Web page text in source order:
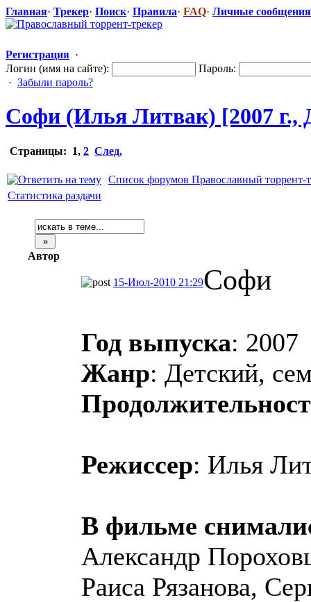
Главная· Трекер· Поиск· Правила· FAQ· Личные сообщения
Регистрация ·
Логин (имя на сайте):
Пароль:
· Забыли пароль?
Софи (Илья Литвак) [2007 г.,
Страницы: 1, 2 След.
Список форумов Православный торрент-
Статистика раздачи
Автор
15-Июл-2010 21:29Софи
Год выпуска: 2007
Жанр: Детский,
Режиссер: Илья
В фильме
Александр
Раиса Рязанова,